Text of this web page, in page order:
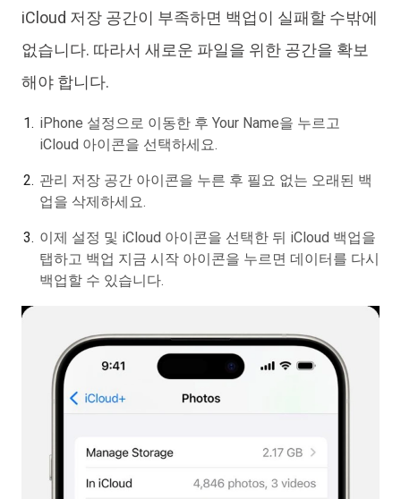
iCloud 저장 공간이 부족하면 백업이 실패할 수밖에
없습니다. 따라서 새로운 파일을 위한 공간을 확보
해야 합니다.
iPhone 설정으로 이동한 후 Your Name을 누르고
iCloud 아이콘을 선택하세요.
관리 저장 공간 아이콘을 누른 후 필요 없는 오래된 백
업을 삭제하세요.
이제 설정 및 iCloud 아이콘을 선택한 뒤 iCloud 백업을
탭하고 백업 지금 시작 아이콘을 누르면 데이터를 다시
백업할 수 있습니다.